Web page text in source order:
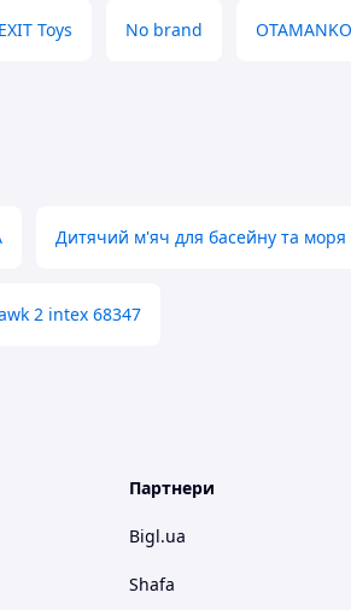
EXIT Toys No brand OTAMANKO
Дитячий м'яч для басейну та моря
2 intex 68347
Партнери
Bigl.ua
Shafa